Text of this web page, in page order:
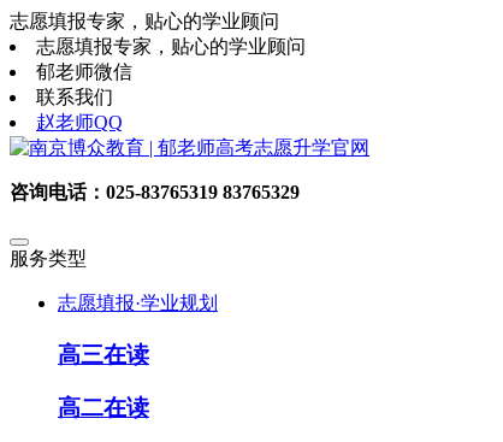
志愿填报专家，贴心的学业顾问
志愿填报专家，贴心的学业顾问
郁老师微信
联系我们
赵老师QQ
咨询电话：025-83765319 83765329
服务类型
志愿填报·学业规划
高三在读
高二在读